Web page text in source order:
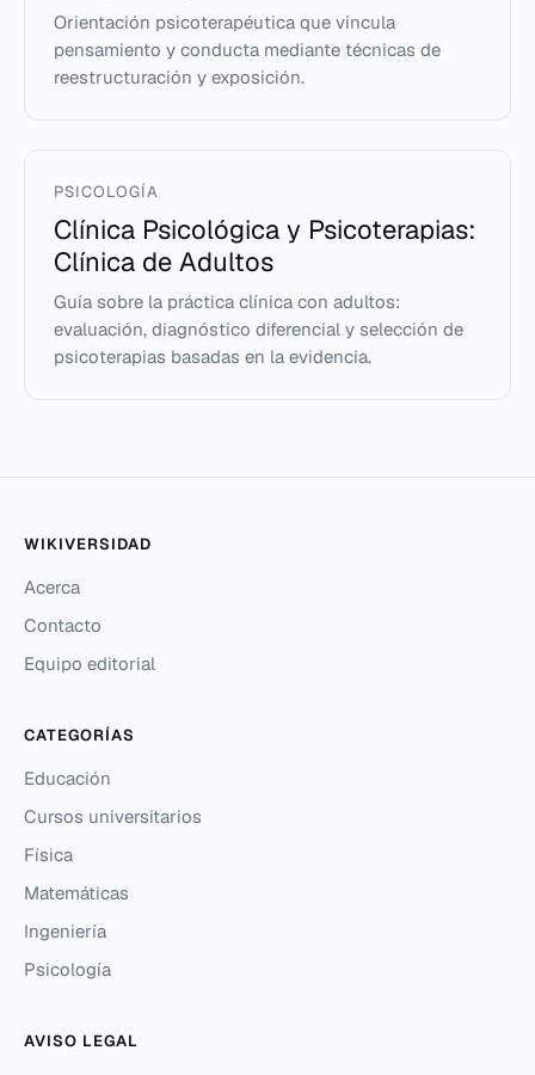
Orientación psicoterapéutica que vincula
pensamiento y conducta mediante técnicas de
reestructuración y exposición.
PSICOLOGÍA
Clínica Psicológica y Psicoterapias:
Clínica de Adultos
Guía sobre la práctica clínica con adultos:
evaluación, diagnóstico diferencial y selección de
psicoterapias basadas en la evidencia.
WIKIVERSIDAD
Acerca
Contacto
Equipo editorial
CATEGORÍAS
Educación
Cursos universitarios
Física
Matemáticas
Ingeniería
Psicología
AVISO LEGAL